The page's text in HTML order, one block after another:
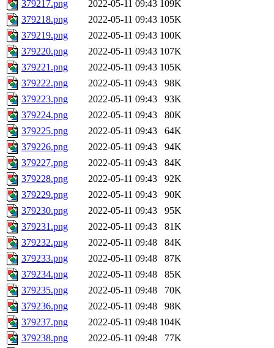
379217.png 2022-05-11 09:43 109K
379218.png
2022-05-11 09:43 105K
379219.png
2022-05-11 09:43 100K
379220.png
2022-05-11 09:43 107K
379221.png
2022-05-11 09:43 105K
379222.png
2022-05-11 09:43
98K
379223.png
2022-05-11 09:43
93K
379224.png
2022-05-11 09:43
80K
379225.png
2022-05-11 09:43
64K
379226.png
2022-05-11 09:43
94K
379227.png
2022-05-11 09:43
84K
379228.png
2022-05-11 09:43
92K
379229.png
2022-05-11 09:43
90K
379230.png
2022-05-11 09:43
95K
379231.png
2022-05-11 09:43
81K
379232.png
2022-05-11 09:48
84K
379233.png
2022-05-11 09:48
87K
379234.png
2022-05-11 09:48
85K
379235.png
2022-05-11 09:48
70K
379236.png
2022-05-11 09:48
98K
379237.png
2022-05-11 09:48 104K
379238.png
2022-05-11 09:48
77K